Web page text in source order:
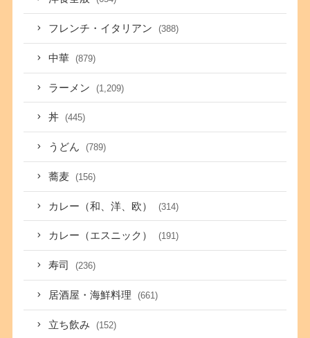
フレンチ・イタリアン (388)
中華 (879)
ラーメン (1,209)
丼 (445)
うどん (789)
蕎麦 (156)
カレー（和、洋、欧） (314)
カレー（エスニック） (191)
寿司 (236)
居酒屋・海鮮料理 (661)
立ち飲み (152)